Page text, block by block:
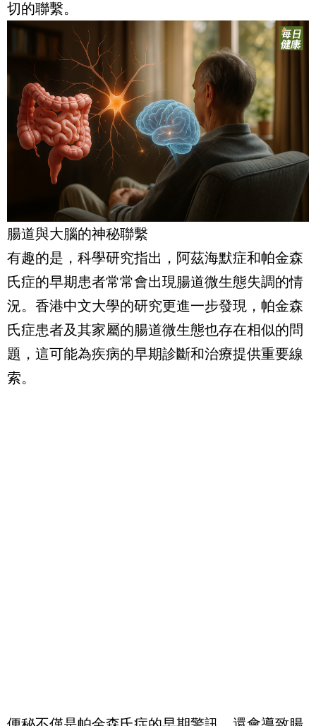
切的聯繫。
腸道與大腦的神秘聯繫
有趣的是，科學研究指出，阿茲海默症和帕金森
氏症的早期患者常常會出現腸道微生態失調的情
況。香港中文大學的研究更進一步發現，帕金森
氏症患者及其家屬的腸道微生態也存在相似的問
題，這可能為疾病的早期診斷和治療提供重要線
索。